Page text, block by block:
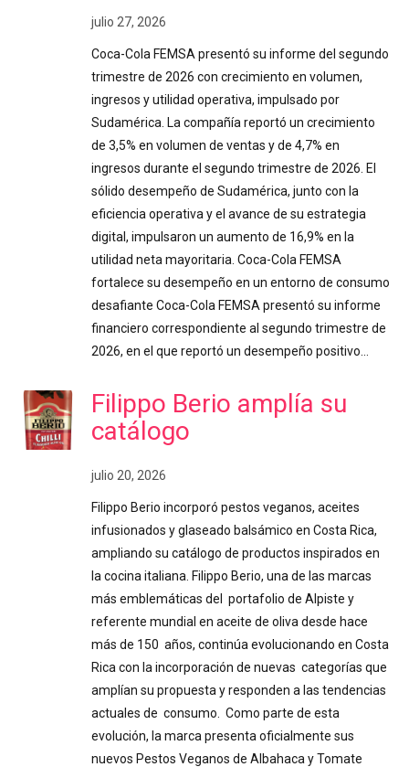
julio 27, 2026
Coca-Cola FEMSA presentó su informe del segundo
trimestre de 2026 con crecimiento en volumen,
ingresos y utilidad operativa, impulsado por
Sudamérica. La compañía reportó un crecimiento
de 3,5% en volumen de ventas y de 4,7% en
ingresos durante el segundo trimestre de 2026. El
sólido desempeño de Sudamérica, junto con la
eficiencia operativa y el avance de su estrategia
digital, impulsaron un aumento de 16,9% en la
utilidad neta mayoritaria. Coca-Cola FEMSA
fortalece su desempeño en un entorno de consumo
desafiante Coca-Cola FEMSA presentó su informe
financiero correspondiente al segundo trimestre de
2026, en el que reportó un desempeño positivo…
Filippo Berio amplía su
catálogo
julio 20, 2026
Filippo Berio incorporó pestos veganos, aceites
infusionados y glaseado balsámico en Costa Rica,
ampliando su catálogo de productos inspirados en
la cocina italiana. Filippo Berio, una de las marcas
más emblemáticas del portafolio de Alpiste y
referente mundial en aceite de oliva desde hace
más de 150 años, continúa evolucionando en Costa
Rica con la incorporación de nuevas categorías que
amplían su propuesta y responden a las tendencias
actuales de consumo. Como parte de esta
evolución, la marca presenta oficialmente sus
nuevos Pestos Veganos de Albahaca y Tomate